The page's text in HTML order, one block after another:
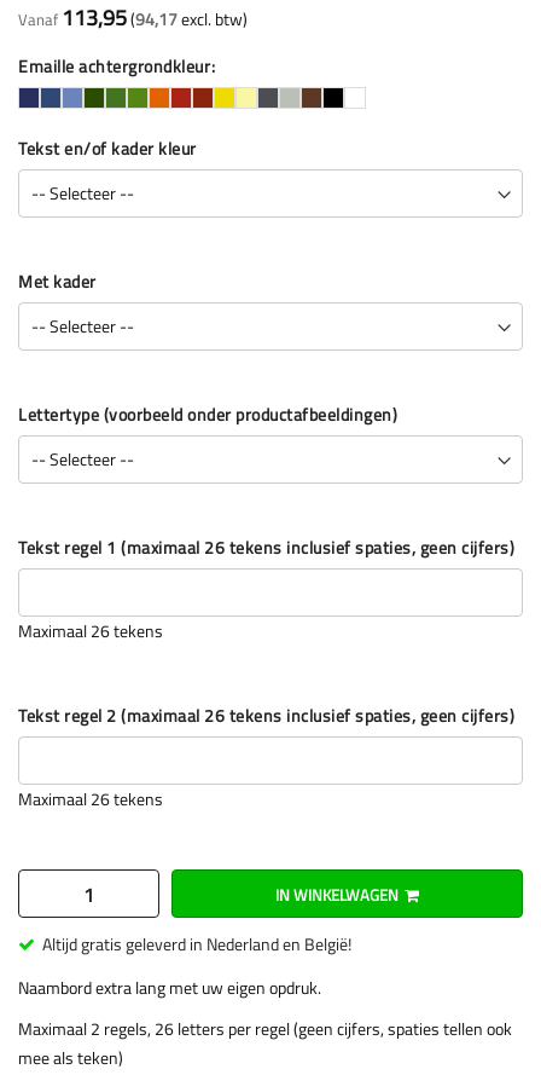
Vanaf 113,95 94,17
Emaille achtergrondkleur
Tekst en/of kader kleur
Met kader
Lettertype (voorbeeld onder productafbeeldingen)
Tekst regel 1 (maximaal 26 tekens inclusief spaties, geen cijfers)
Maximaal 26 tekens
Tekst regel 2 (maximaal 26 tekens inclusief spaties, geen cijfers)
Maximaal 26 tekens
IN WINKELWAGEN
Altijd gratis geleverd in Nederland en België!
Naambord extra lang met uw eigen opdruk.
Maximaal 2 regels, 26 letters per regel (geen cijfers, spaties tellen ook
mee als teken)